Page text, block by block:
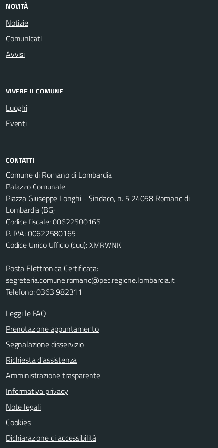
NOVITÀ
Notizie
Comunicati
Avvisi
VIVERE IL COMUNE
Luoghi
Eventi
CONTATTI
Comune di Romano di Lombardia
Palazzo Comunale
Piazza Giuseppe Longhi - Sindaco, n. 5 24058 Romano di
Lombardia (BG)
Codice fiscale: 00622580165
P. IVA: 00622580165
Codice Unico Ufficio (cuu): XMRWNK
Posta Elettronica Certificata:
segreteria.comune.romano@pec.regione.lombardia.it
Telefono: 0363 982311
Leggi le FAQ
Prenotazione appuntamento
Segnalazione disservizio
Richiesta d'assistenza
Amministrazione trasparente
Informativa privacy
Note legali
Cookies
Dichiarazione di accessibilità